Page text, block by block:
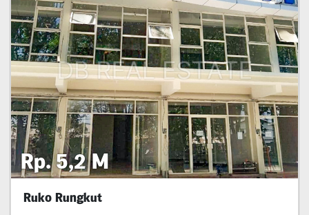
Rp. 5,2 M
Ruko Rungkut